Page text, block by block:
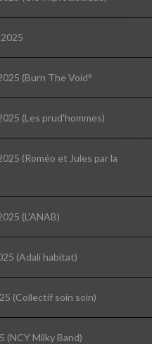
(Burn The Void°
(Les prud'hommes)
(Roméo et Jules par la
(L'ANAB)
(Adali habitat)
(Collectif soin soin)
(NCY Milky Band)